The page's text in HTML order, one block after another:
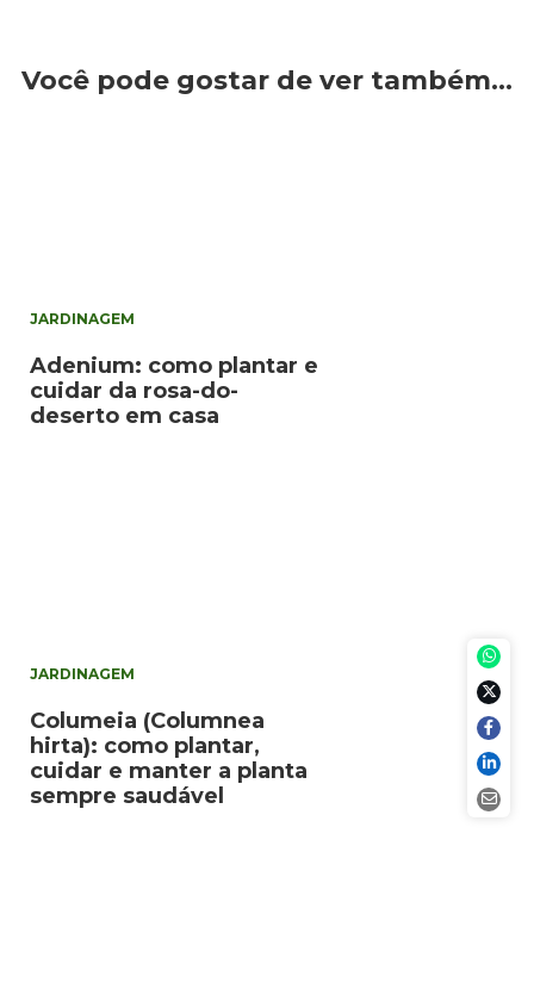
Você pode gostar de ver também…
JARDINAGEM
Adenium: como plantar e
cuidar da rosa-do-
deserto em casa
JARDINAGEM
Columeia (Columnea
hirta): como plantar,
cuidar e manter a planta
sempre saudável